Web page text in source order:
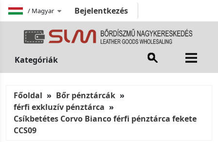
/ Magyar Bejelentkezés
Kategóriák
Főoldal
Bőr pénztárcák
férfi exkluzív pénztárca
Csíkbetétes Corvo Bianco férfi pénztárca fekete
CCS09